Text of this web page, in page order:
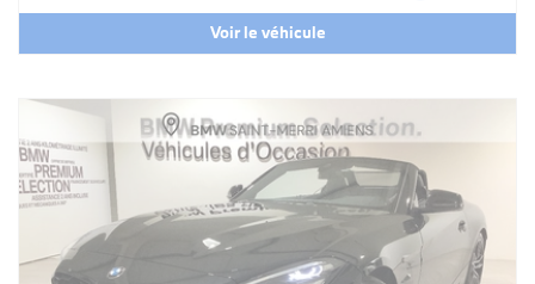
Voir le véhicule